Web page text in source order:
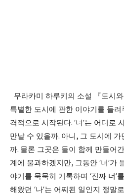
무라카미 하루키의 소설 『도시
특별한 도시에 관한 이야기를 들려
격적으로 시작된다. ‘너’는 어디로
만날 수 있을까. 아니 , 그 도시에 가
까. 물론 그곳은 둘이 함께 만들어간
계에 불과하겠지만, 그동안 ‘너’가
야기를 묵묵히 기록하며 ‘진짜 너’
해왔던 ‘나’는 어찌된 일인지 정말로